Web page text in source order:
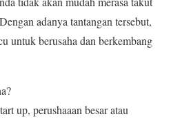
adanya tantangan tersebut,
untuk berusaha dan berkembang
up, perushaaan besar atau